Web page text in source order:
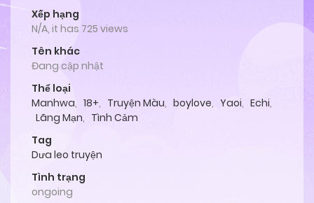
Xếp hạng
N/A, it has 725 views
Tên khác
Đang cập nhật
Thể loại
Manhwa, 18+, Truyện Màu, boylove, Yaoi, Echi,
Lãng Mạn, Tình Cảm
Tag
Dưa leo truyện
Tình trạng
ongoing